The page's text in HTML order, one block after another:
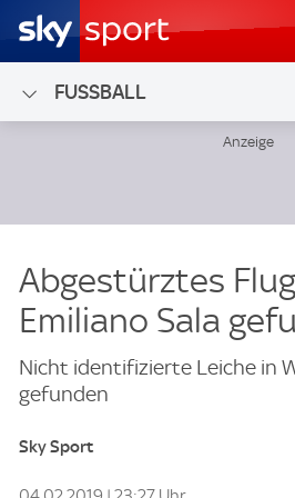
FUSSBALL
Abgestürztes
Emiliano Sala
Nicht identifizierte Leiche in
gefunden
Sky Sport